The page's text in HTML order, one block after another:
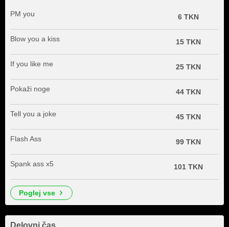
PM you 6 TKN
Blow you a kiss 15 TKN
If you like me 25 TKN
Pokaži noge 44 TKN
Tell you a joke 45 TKN
Flash Ass 99 TKN
Spank ass x5 101 TKN
poglej vse
Delovni čas